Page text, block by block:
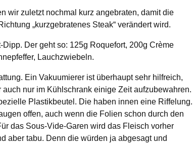
wir zuletzt nochmal kurz angebraten, damit die
„kurzgebratenes Steak“ verändert wird.
Der geht so: 125g Roquefort, 200g Crème
Lauchzwiebeln.
Ein Vakuumierer ist überhaupt sehr hilfreich,
nur im Kühlschrank einige Zeit aufzubewahren.
Plastikbeutel. Die haben innen eine Riffelung.
offen, auch wenn die Folien schon durch den
das Sous-Vide-Garen wird das Fleisch vorher
aber tabu. Denn die würden ja abgesagt und